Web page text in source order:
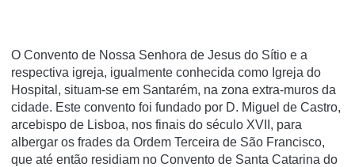
O Convento de Nossa Senhora de Jesus do Sí­tio e a
respectiva igreja, igualmente conhecida como Igreja do
Hospital, situam-se em Santarém, na zona extra-muros da
cidade. Este convento foi fundado por D. Miguel de Castro,
arcebispo de Lisboa, nos finais do século XVII, para
albergar os frades da Ordem Terceira de São Francisco,
que até então residiam no Convento de Santa Catarina do